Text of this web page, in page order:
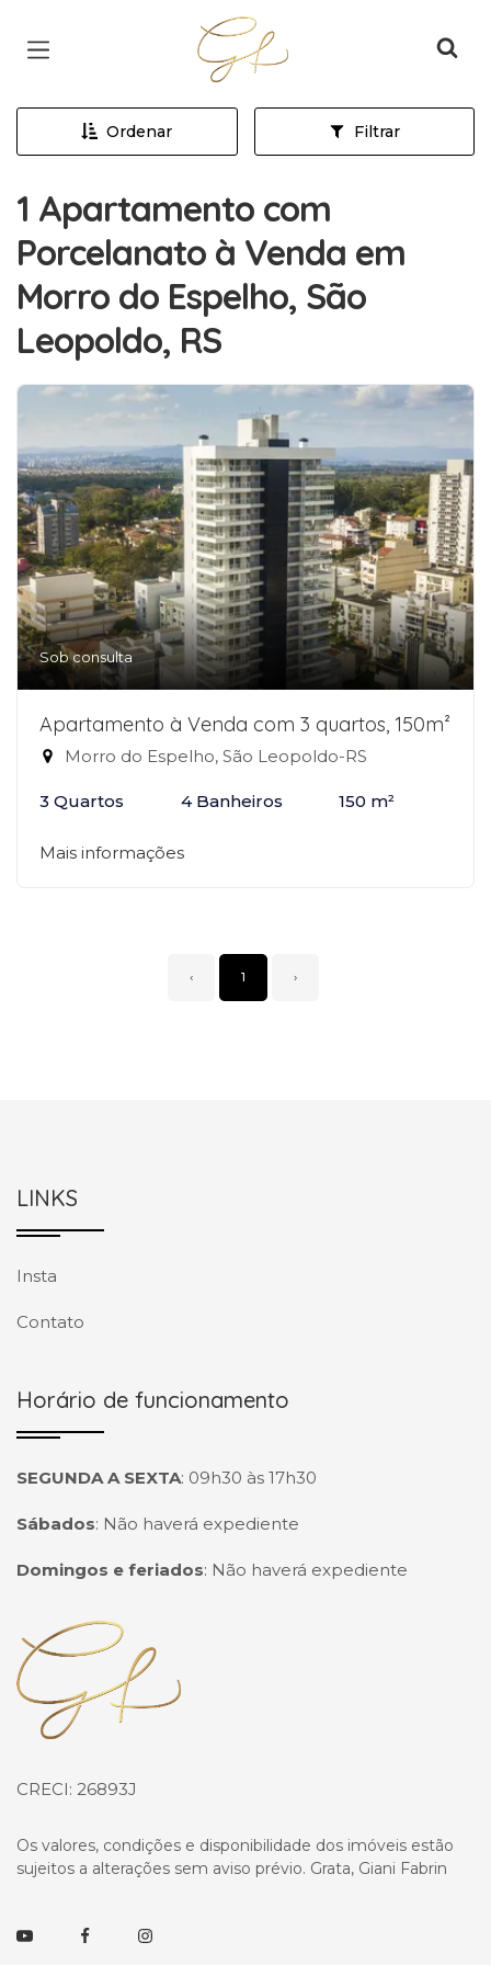
Página inicial
Ordenar Filtrar
1 Apartamento com
Porcelanato à Venda em
Morro do Espelho, São
Leopoldo, RS
Sob consulta
Apartamento à Venda com 3 quartos, 150m²
Morro do Espelho, São Leopoldo-RS
3 Quartos 4 Banheiros 150 m²
Mais informações
‹ 1 ›
LINKS
Insta
Contato
Horário de funcionamento
SEGUNDA A SEXTA: 09h30 às 17h30
Sábados: Não haverá expediente
Domingos e feriados: Não haverá expediente
Página inicial
CRECI: 26893J
Os valores, condições e disponibilidade dos imóveis estão
sujeitos a alterações sem aviso prévio. Grata, Giani Fabrin
YoutubeFacebookInstagram